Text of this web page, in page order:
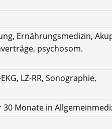
Ernährungsmedizin,
psychosom.
LZ-RR, Sonographie,
Monate in